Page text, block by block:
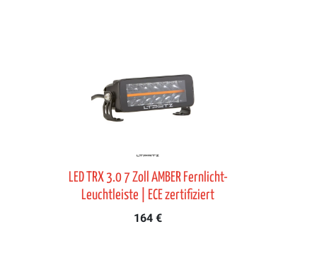
LED TRX 3.0 7 Zoll AMBER Fernlicht-
Leuchtleiste | ECE zertifiziert
164 €